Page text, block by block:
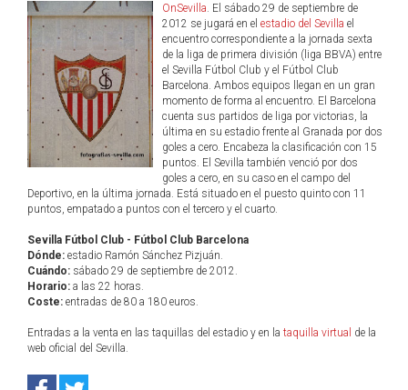
OnSevilla. El sábado 29 de septiembre de
2012 se jugará en el estadio del Sevilla el
encuentro correspondiente a la jornada sexta
de la liga de primera división (liga BBVA) entre
el Sevilla Fútbol Club y el Fútbol Club
Barcelona. Ambos equipos llegan en un gran
momento de forma al encuentro. El Barcelona
cuenta sus partidos de liga por victorias, la
última en su estadio frente al Granada por dos
goles a cero. Encabeza la clasificación con 15
puntos. El Sevilla también venció por dos
goles a cero, en su caso en el campo del
Deportivo, en la última jornada. Está situado en el puesto quinto con 11
puntos, empatado a puntos con el tercero y el cuarto.
Sevilla Fútbol Club - Fútbol Club Barcelona
Dónde: estadio Ramón Sánchez Pizjuán.
Cuándo: sábado 29 de septiembre de 2012.
Horario: a las 22 horas.
Coste: entradas de 80 a 180 euros.
Entradas a la venta en las taquillas del estadio y en la taquilla virtual de la
web oficial del Sevilla.